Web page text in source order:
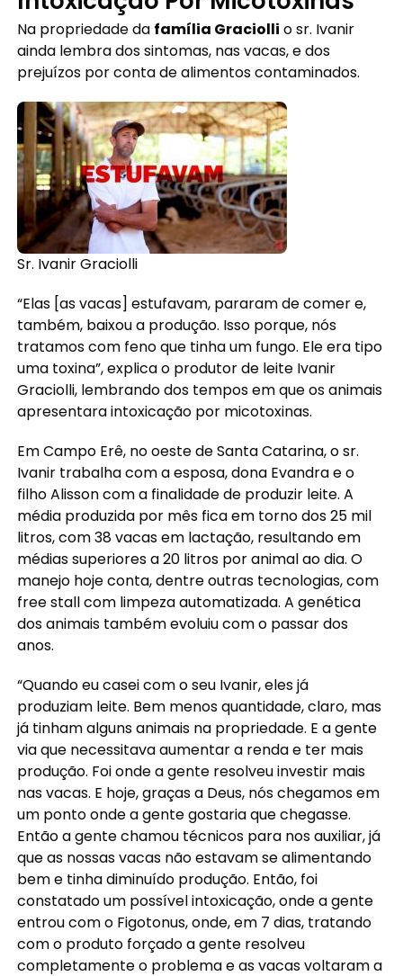
Na propriedade da família Graciolli o sr. Ivanir
ainda lembra dos sintomas, nas vacas, e dos
prejuízos por conta de alimentos contaminados.
Sr. Ivanir Graciolli
“Elas [as vacas] estufavam, pararam de comer e,
também, baixou a produção. Isso porque, nós
tratamos com feno que tinha um fungo. Ele era tipo
uma toxina”, explica o produtor de leite Ivanir
Graciolli, lembrando dos tempos em que os animais
apresentara intoxicação por micotoxinas.
Em Campo Erê, no oeste de Santa Catarina, o sr.
Ivanir trabalha com a esposa, dona Evandra e o
filho Alisson com a finalidade de produzir leite. A
média produzida por mês fica em torno dos 25 mil
litros, com 38 vacas em lactação, resultando em
médias superiores a 20 litros por animal ao dia. O
manejo hoje conta, dentre outras tecnologias, com
free stall com limpeza automatizada. A genética
dos animais também evoluiu com o passar dos
anos.
“Quando eu casei com o seu Ivanir, eles já
produziam leite. Bem menos quantidade, claro, mas
já tinham alguns animais na propriedade. E a gente
via que necessitava aumentar a renda e ter mais
produção. Foi onde a gente resolveu investir mais
nas vacas. E hoje, graças a Deus, nós chegamos em
um ponto onde a gente gostaria que chegasse.
Então a gente chamou técnicos para nos auxiliar, já
que as nossas vacas não estavam se alimentando
bem e tinha diminuído produção. Então, foi
constatado um possível intoxicação, onde a gente
entrou com o Figotonus, onde, em 7 dias, tratando
com o produto forçado a gente resolveu
completamente o problema e as vacas voltaram a